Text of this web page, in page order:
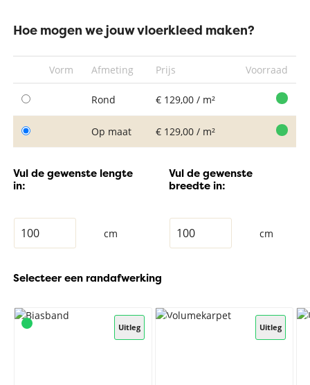
Hoe mogen we jouw vloerkleed maken?
Vorm Afmeting Prijs Voorraad
Rond € 129,00 / m²
Op maat € 129,00 / m²
Vul de gewenste lengte
in:
cm
Vul de gewenste
breedte in:
cm
Selecteer een randafwerking
Uitleg Uitleg